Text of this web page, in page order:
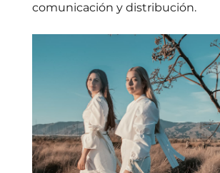
comunicación y distribución.